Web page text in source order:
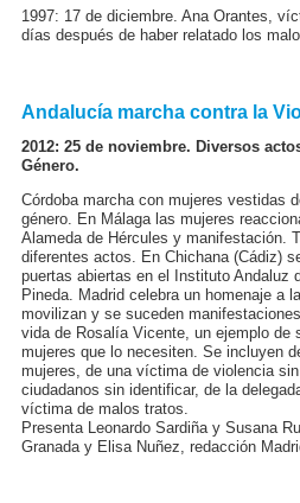
1997: 17 de diciembre. Ana Orantes,
días después de haber relatado los
Andalucía marcha contra la
2012: 25 de noviembre. Diversos
Género.
Córdoba marcha con mujeres vestidas
género. En Málaga las mujeres
Alameda de Hércules y manifestación.
diferentes actos. En Chichana (Cádiz)
puertas abiertas en el Instituto Andaluz
Pineda. Madrid celebra un homenaje a
movilizan y se suceden
vida de Rosalía Vicente, un ejemplo de
mujeres que lo necesiten. Se incluyen
mujeres, de una víctima de violencia
ciudadanos sin identificar, de la
víctima de malos tratos.
Presenta Leonardo Sardiña y Susana
Granada y Elisa Nuñez, redacción